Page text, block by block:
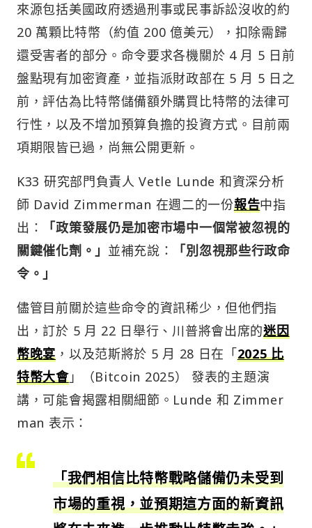
來源包括美國政府透過刑事或民事訴訟沒收的約
20 萬顆比特幣（約值 200 億美元），扣除需歸
還受害者的部分。命令要求各機關於 4 月 5 日前
盤點現有加密資產，並指派財政部在 5 月 5 日之
前，評估為比特幣儲備額外購買比特幣的法律可
行性，以及不增加預算負擔的投資方式。目前兩
項期限皆已過，尚無公開更新。
K33 研究部門負責人 Vetle Lunde 和資深分析
師 David Zimmerman 在週二的一份報告中指
出：
「政策發展仍是加密市場中一個常被忽視的
關鍵催化劑。」 並補充說：
「別忽視那些行政命
令。」
儘管目前關於這些命令的資訊稀少，但他們指
出，訂於 5 月 22 日舉行、川普將會出席的迷因
幣晚宴 ，以及范斯將於 5 月 28 日在「2025 比
特幣大會」（Bitcoin 2025） 發表的主題演
講，可能會揭露相關細節。Lunde 和 Zimmer
man 表示：
「我們相信比特幣戰略儲備仍未受到
市場的重視，並預期這方面的新資訊